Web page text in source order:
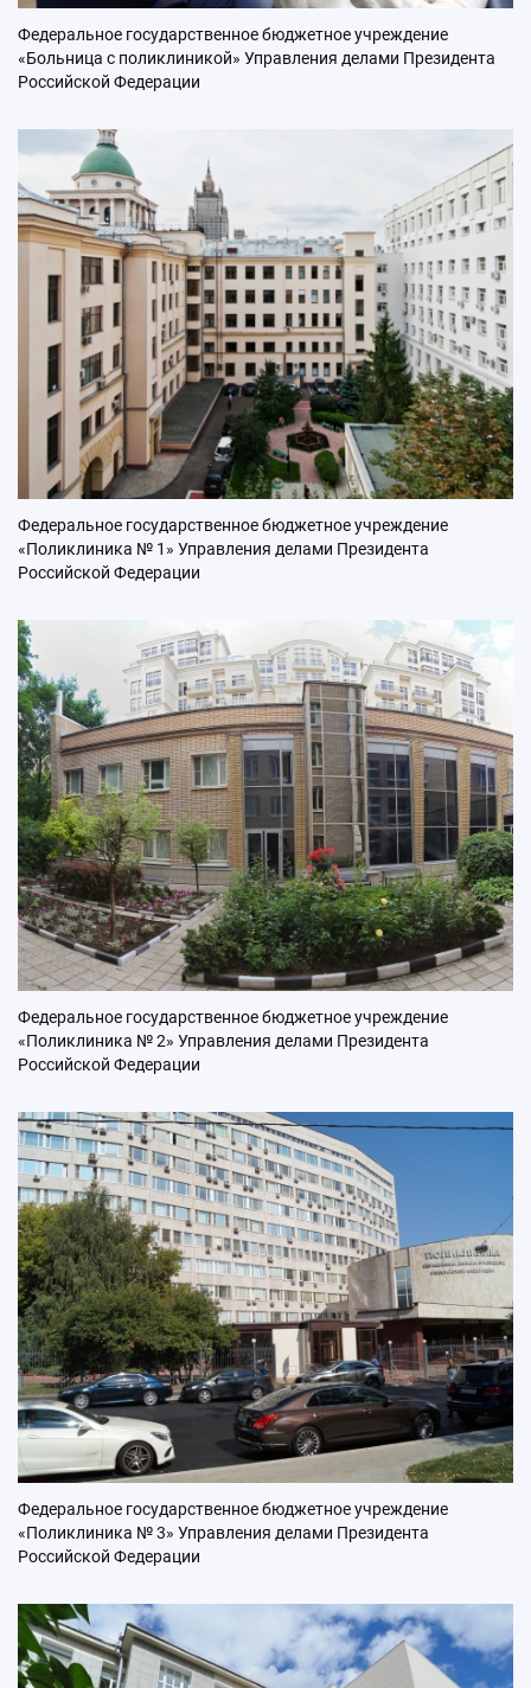
Федеральное государственное бюджетное учреждение
«Больница с поликлиникой» Управления делами Президента
Российской Федерации
Федеральное государственное бюджетное учреждение
«Поликлиника № 1» Управления делами Президента
Российской Федерации
Федеральное государственное бюджетное учреждение
«Поликлиника № 2» Управления делами Президента
Российской Федерации
Федеральное государственное бюджетное учреждение
«Поликлиника № 3» Управления делами Президента
Российской Федерации